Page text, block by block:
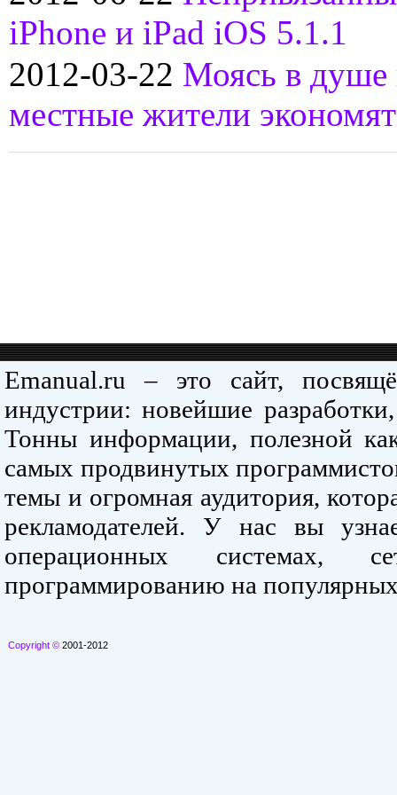
iPhone и iPad iOS 5.1.1
2012-03-22 Моясь в душе
местные жители
Emanual.ru – это сайт,
индустрии: новейшие
Тонны информации, полезной
самых продвинутых
темы и огромная аудитория,
рекламодателей. У нас вы
операционных системах,
программированию на
Copyright © 2001-2012